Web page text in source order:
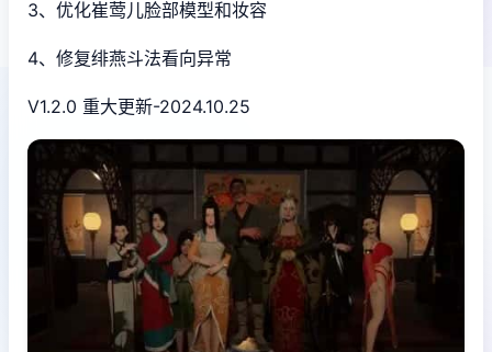
3、优化崔莺儿脸部模型和妆容
4、修复绯燕斗法看向异常
V1.2.0 重大更新-2024.10.25